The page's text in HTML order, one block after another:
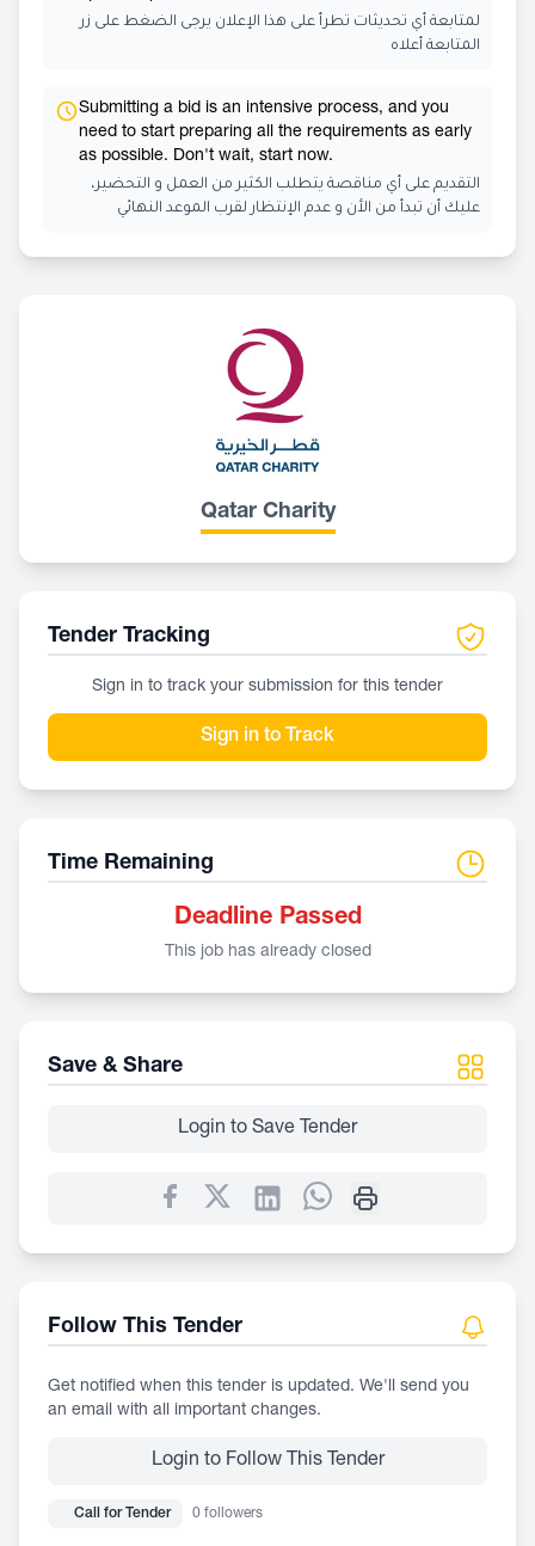
لمتابعة أي تحديثات تطرأ على هذا الإعلان يرجى الضغط على زر
المتابعة أعلاه
Submitting a bid is an intensive process, and you
need to start preparing all the requirements as early
as possible. Don't wait, start now.
التقديم على أي مناقصة يتطلب الكثير من العمل و التحضير،
عليك أن تبدأ من الأن و عدم الإنتظار لقرب الموعد النهائي
Qatar Charity
Tender Tracking
Sign in to track your submission for this tender
Sign in to Track
Time Remaining
Deadline Passed
This job has already closed
Save & Share
Login to Save Tender
Follow This Tender
Get notified when this tender is updated. We'll send you
an email with all important changes.
Login to Follow This Tender
Call for Tender 0 followers